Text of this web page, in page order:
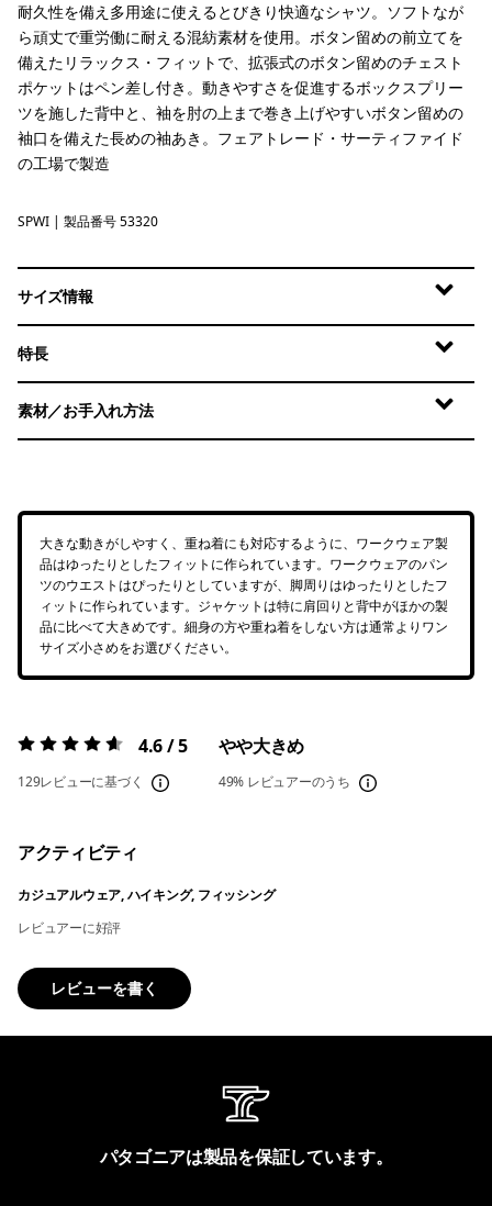
耐久性を備え多用途に使えるとびきり快適なシャツ。ソフトなが
ら頑丈で重労働に耐える混紡素材を使用。ボタン留めの前立てを
備えたリラックス・フィットで、拡張式のボタン留めのチェスト
ポケットはペン差し付き。動きやすさを促進するボックスプリー
ツを施した背中と、袖を肘の上まで巻き上げやすいボタン留めの
袖口を備えた長めの袖あき。フェアトレード・サーティファイド
の工場で製造
Splashing Seas: Wing Grey
SPWI | 製品番号 53320
サイズ情報
特長
素材／お手入れ方法
大きな動きがしやすく、重ね着にも対応するように、ワークウェア製
品はゆったりとしたフィットに作られています。ワークウェアのパン
ツのウエストはぴったりとしていますが、脚周りはゆったりとしたフ
ィットに作られています。ジャケットは特に肩回りと背中がほかの製
品に比べて大きめです。細身の方や重ね着をしない方は通常よりワン
サイズ小さめをお選びください。
評価:4.6 / 5 4.6 / 5
129レビューに基づく
やや大きめ
49% レビュアーのうち
アクティビティ
カジュアルウェア, ハイキング, フィッシング
レビュアーに好評
レビューを書く
パタゴニアは製品を保証しています。